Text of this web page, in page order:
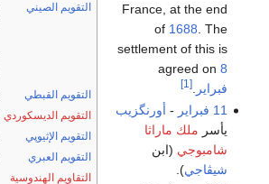
التقويم الصيني
التقويم القبطي
التقويم الديسكوردي
التقويم الإثيوپي
التقويم العبري
التقاويم الهندوسية
France, at the end
of 1688 . The
settlement of this is
agreed on 8
فبراير .
[1]
11 فبراير - أورنگزيب
يأسر ملك ماراثا
شامبوجي (ابن
شيڤاجي).